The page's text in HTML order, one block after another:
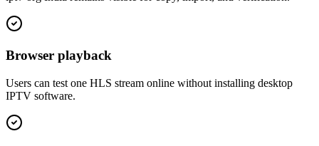
Browser playback
Users can test one HLS stream online without installing desktop
IPTV software.